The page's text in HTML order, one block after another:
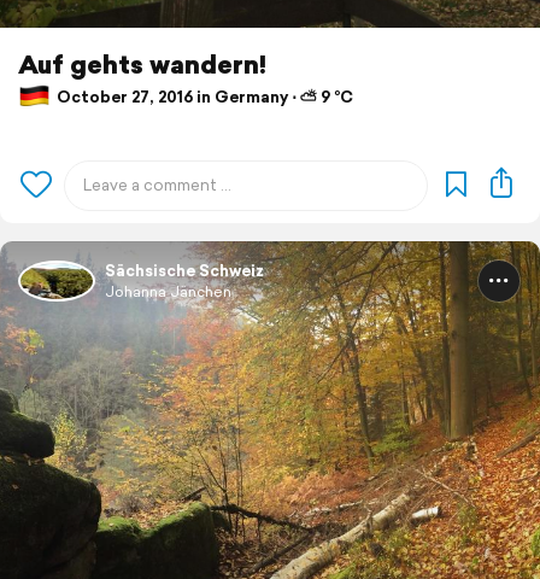
Auf gehts wandern!
October 27, 2016 in Germany ⋅ ⛅ 9 °C
Sächsische Schweiz
Johanna Jänchen